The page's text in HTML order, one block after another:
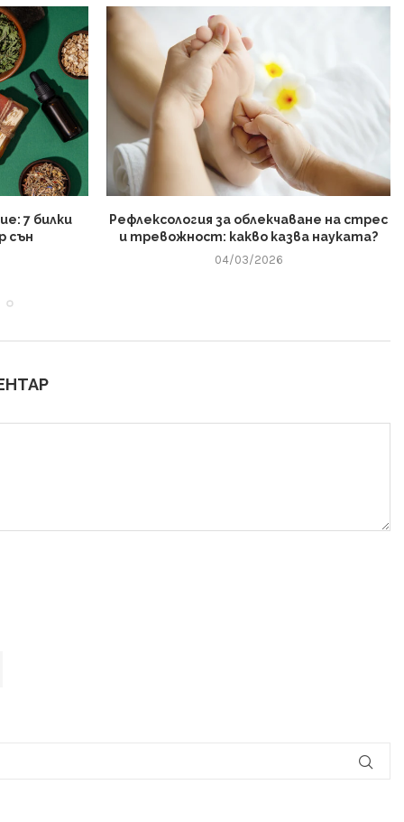
7 билки
сън
Рефлексология за облекчаване на стрес
и тревожност: какво казва науката?
04/03/2026